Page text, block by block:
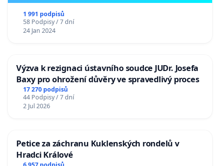
1 991 podpisů
58 Podpisy / 7 dní
24 Jan 2024
Výzva k rezignaci ústavního soudce JUDr. Josefa
Baxy pro ohrožení důvěry ve spravedlivý proces
17 270 podpisů
44 Podpisy / 7 dní
2 Jul 2026
Petice za záchranu Kuklenských rondelů v
Hradci Králové